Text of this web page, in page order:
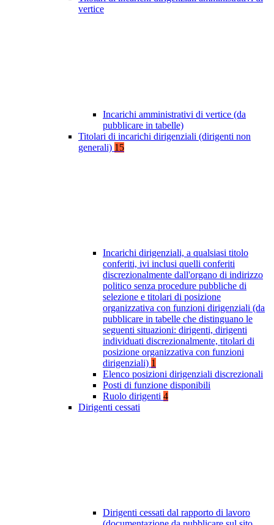
vertice
Incarichi amministrativi di vertice (da
pubblicare in tabelle)
Titolari di incarichi dirigenziali (dirigenti non
generali) 15
Incarichi dirigenziali, a qualsiasi titolo
conferiti, ivi inclusi quelli conferiti
discrezionalmente dall'organo di indirizzo
politico senza procedure pubbliche di
selezione e titolari di posizione
organizzativa con funzioni dirigenziali (da
pubblicare in tabelle che distinguano le
seguenti situazioni: dirigenti, dirigenti
individuati discrezionalmente, titolari di
posizione organizzativa con funzioni
dirigenziali) 1
Elenco posizioni dirigenziali discrezionali
Posti di funzione disponibili
Ruolo dirigenti 4
Dirigenti cessati
Dirigenti cessati dal rapporto di lavoro